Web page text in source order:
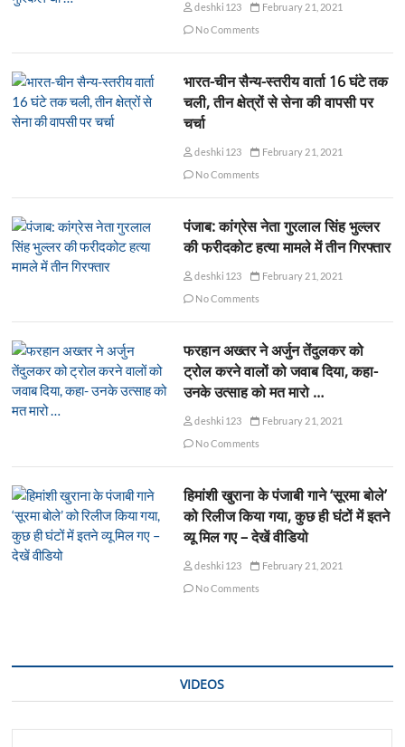
deshki123
February 21, 2021
No Comments
भारत-चीन सैन्य-स्तरीय वार्ता 16 घंटे तक
चली, तीन क्षेत्रों से सेना की वापसी पर
चर्चा
deshki123
February 21, 2021
No Comments
पंजाब: कांग्रेस नेता गुरलाल सिंह भुल्लर
की फरीदकोट हत्या मामले में तीन गिरफ्तार
deshki123
February 21, 2021
No Comments
फरहान अख्तर ने अर्जुन तेंदुलकर को
ट्रोल करने वालों को जवाब दिया, कहा-
उनके उत्साह को मत मारो …
deshki123
February 21, 2021
No Comments
हिमांशी खुराना के पंजाबी गाने ‘सूरमा बोले’
को रिलीज किया गया, कुछ ही घंटों में इतने
व्यू मिल गए – देखें वीडियो
deshki123
February 21, 2021
No Comments
VIDEOS